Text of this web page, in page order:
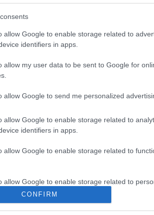
allow Google to enable storage related to
identifiers in apps.
allow my user data to be sent to Google for
allow Google to send me personalized
allow Google to enable storage related to
identifiers in apps.
allow Google to enable storage related to
allow Google to enable storage related to
allow Google to enable storage related to
CONFIRM
στη Ρόδο: ''Σε
χρόνο, το νοσοκομείο θα
καινούργιο''- 'Αμεσα μέτρα
αντιμετώπιση των
Δίαιτα
βοηθά
του